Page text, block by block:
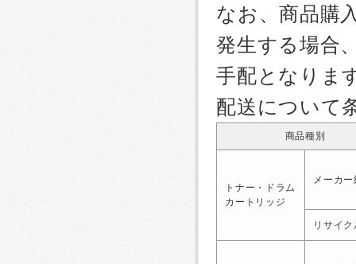
なお、商品購
発生する場合
手配となりま
配送について
商品種別
トナー・ドラム
カートリッジ
メーカ
リサイ